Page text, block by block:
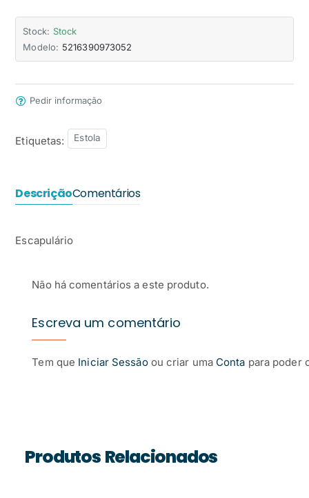
Stock: Stock
Modelo: 5216390973052
Pedir informação
Etiquetas: Estola
DescriçãoComentários
Escapulário
Não há comentários a este produto.
Escreva um comentário
Tem que Iniciar Sessão ou criar uma Conta para poder
Produtos Relacionados